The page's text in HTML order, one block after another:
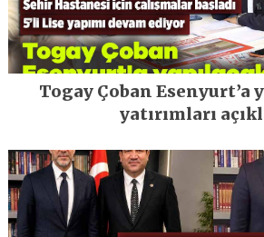
Togay Çoban Esenyurt’a
yatırımları